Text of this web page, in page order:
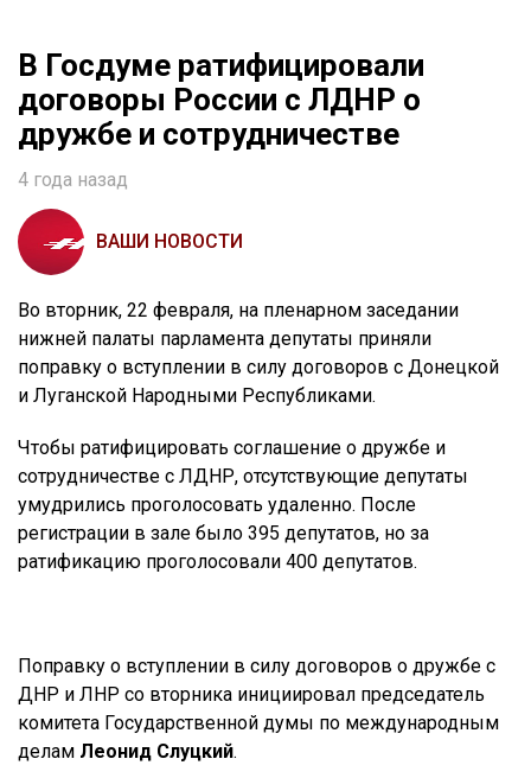
В Госдуме ратифицировали
договоры России с ЛДНР о
дружбе и сотрудничестве
4 года назад
ВАШИ НОВОСТИ
Во вторник, 22 февраля, на пленарном заседании
нижней палаты парламента депутаты приняли
поправку о вступлении в силу договоров с Донецкой
и Луганской Народными Республиками.
Чтобы ратифицировать соглашение о дружбе и
сотрудничестве с ЛДНР, отсутствующие депутаты
умудрились проголосовать удаленно. После
регистрации в зале было 395 депутатов, но за
ратификацию проголосовали 400 депутатов.
Поправку о вступлении в силу договоров о дружбе с
ДНР и ЛНР со вторника инициировал председатель
комитета Государственной думы по международным
делам Леонид Слуцкий.